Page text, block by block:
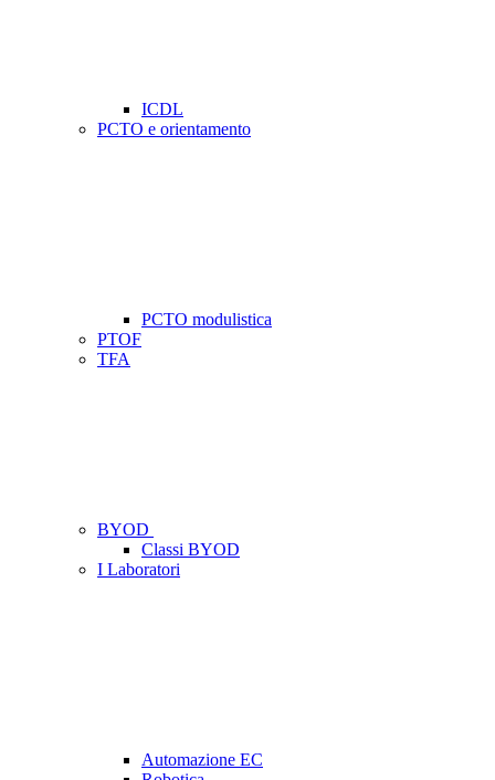
ICDL
PCTO e orientamento
PCTO modulistica
PTOF
TFA
BYOD
Classi BYOD
I Laboratori
Automazione EC